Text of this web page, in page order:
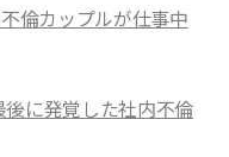
不倫カップルが仕事中
後に発覚した社内不倫